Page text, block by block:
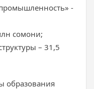
-
сомони;
– 31,5
образования